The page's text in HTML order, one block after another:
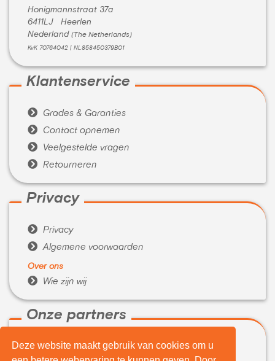
Deze website maakt gebruik van cookies om u
Honigmannstraat 37a
6411LJ Heerlen
Nederland (The Netherlands)
KvK 70764042 | NL858450379B01
Klantenservice
 Grades & Garanties
 Contact opnemen
 Veelgestelde vragen
 Retourneren
Privacy
 Privacy
 Algemene voorwaarden
Over ons
 Wie zijn wij
Onze partners
 WeBuyIt.nl